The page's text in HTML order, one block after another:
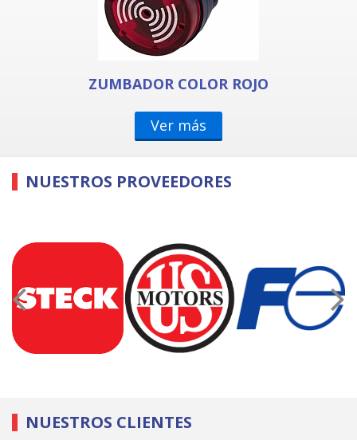
ZUMBADOR COLOR ROJO
Ver más
NUESTROS PROVEEDORES
NUESTROS CLIENTES